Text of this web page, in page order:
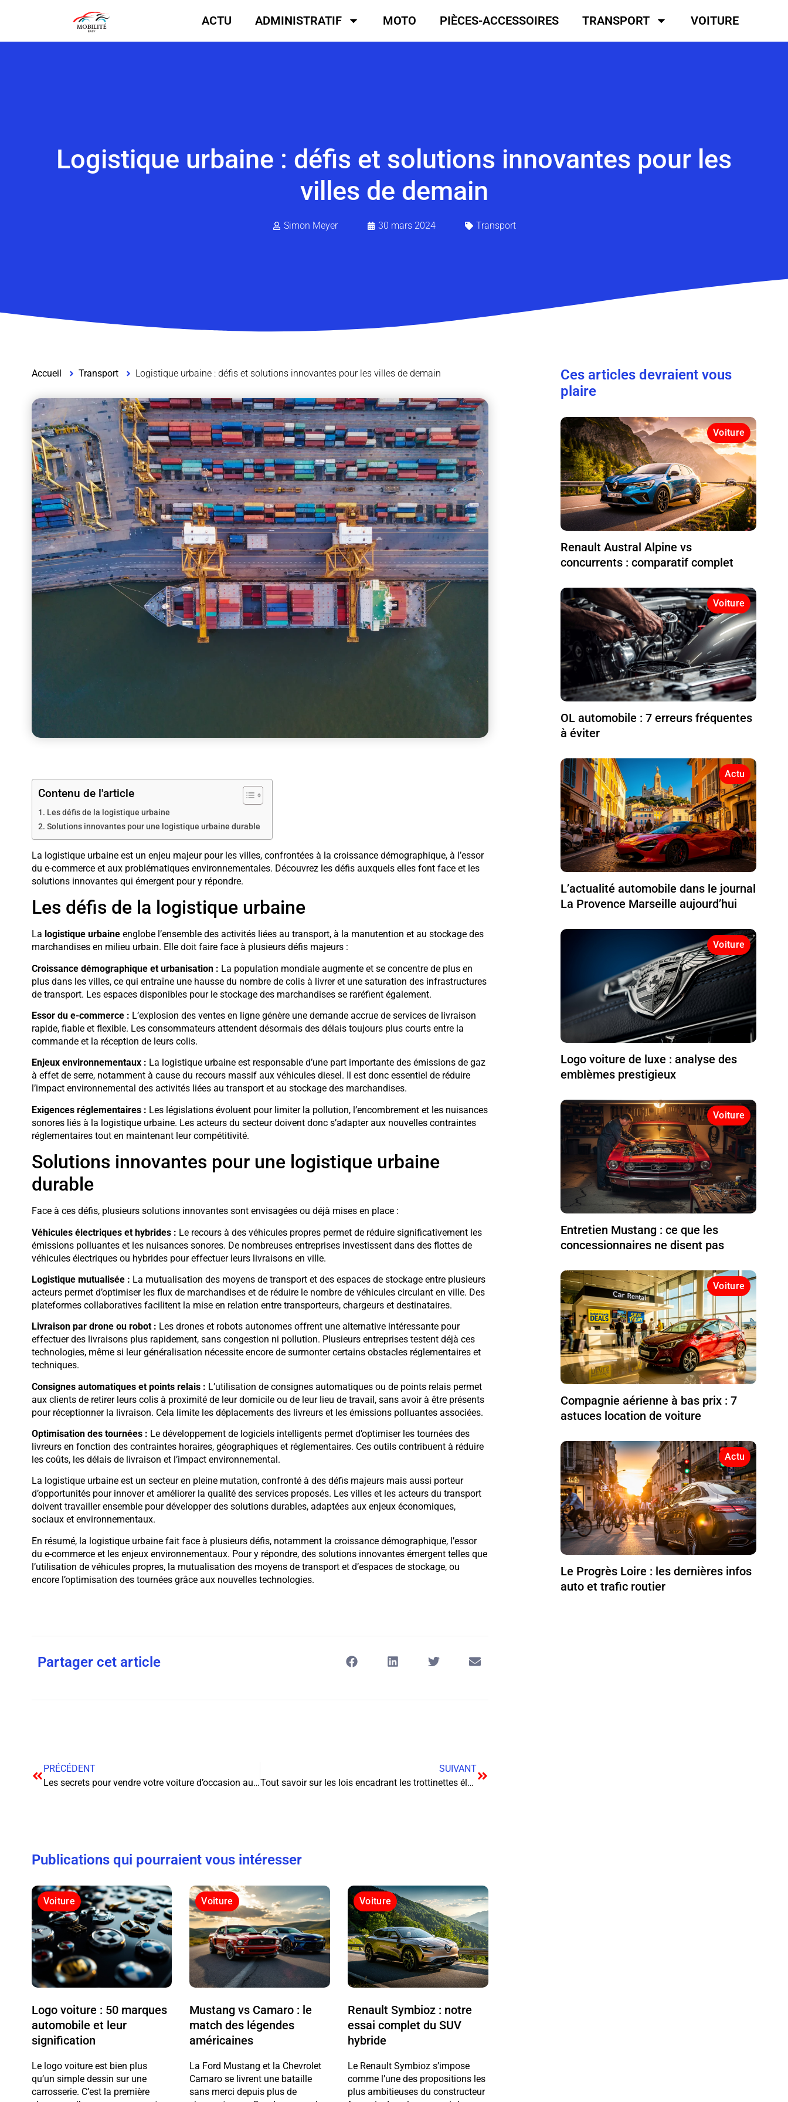
ACTU ADMINISTRATIF MOTO PIÈCES-ACCESSOIRES TRANSPORT VOITURE
Logistique urbaine : défis et solutions innovantes pour les
villes de demain
Simon Meyer 30 mars 2024 Transport
Accueil Transport Logistique urbaine : défis et solutions innovantes pour les villes de demain
Contenu de l'article
Les défis de la logistique urbaine
Solutions innovantes pour une logistique urbaine durable
La logistique urbaine est un enjeu majeur pour les villes, confrontées à la croissance démographique, à l’essor
du e-commerce et aux problématiques environnementales. Découvrez les défis auxquels elles font face et les
solutions innovantes qui émergent pour y répondre.
Les défis de la logistique urbaine
La logistique urbaineenglobe l’ensemble des activités liées au transport, à la manutention et au stockage des
marchandises en milieu urbain. Elle doit faire face à plusieurs défis majeurs :
Croissance démographique et urbanisation : La population mondiale augmente et se concentre de plus en
plus dans les villes, ce qui entraîne une hausse du nombre de colis à livrer et une saturation des infrastructures
de transport. Les espaces disponibles pour le stockage des marchandises se raréfient également.
Essor du e-commerce : L’explosion des ventes en ligne génère une demande accrue de services de livraison
rapide, fiable et flexible. Les consommateurs attendent désormais des délais toujours plus courts entre la
commande et la réception de leurs colis.
Enjeux environnementaux : La logistique urbaine est responsable d’une part importante des émissions de gaz
à effet de serre, notamment à cause du recours massif aux véhicules diesel. Il est donc essentiel de réduire
l’impact environnemental des activités liées au transport et au stockage des marchandises.
Exigences réglementaires : Les législations évoluent pour limiter la pollution, l’encombrement et les nuisances
sonores liés à la logistique urbaine. Les acteurs du secteur doivent donc s’adapter aux nouvelles contraintes
réglementaires tout en maintenant leur compétitivité.
Solutions innovantes pour une logistique urbaine
durable
Face à ces défis, plusieurs solutions innovantes sont envisagées ou déjà mises en place :
Véhicules électriques et hybrides : Le recours à des véhicules propres permet de réduire significativement les
émissions polluantes et les nuisances sonores. De nombreuses entreprises investissent dans des flottes de
véhicules électriques ou hybrides pour effectuer leurs livraisons en ville.
Logistique mutualisée : La mutualisation des moyens de transport et des espaces de stockage entre plusieurs
acteurs permet d’optimiser les flux de marchandises et de réduire le nombre de véhicules circulant en ville. Des
plateformes collaboratives facilitent la mise en relation entre transporteurs, chargeurs et destinataires.
Livraison par drone ou robot : Les drones et robots autonomes offrent une alternative intéressante pour
effectuer des livraisons plus rapidement, sans congestion ni pollution. Plusieurs entreprises testent déjà ces
technologies, même si leur généralisation nécessite encore de surmonter certains obstacles réglementaires et
techniques.
Consignes automatiques et points relais : L’utilisation de consignes automatiques ou de points relais permet
aux clients de retirer leurs colis à proximité de leur domicile ou de leur lieu de travail, sans avoir à être présents
pour réceptionner la livraison. Cela limite les déplacements des livreurs et les émissions polluantes associées.
Optimisation des tournées : Le développement de logiciels intelligents permet d’optimiser les tournées des
livreurs en fonction des contraintes horaires, géographiques et réglementaires. Ces outils contribuent à réduire
les coûts, les délais de livraison et l’impact environnemental.
La logistique urbaine est un secteur en pleine mutation, confronté à des défis majeurs mais aussi porteur
d’opportunités pour innover et améliorer la qualité des services proposés. Les villes et les acteurs du transport
doivent travailler ensemble pour développer des solutions durables, adaptées aux enjeux économiques,
sociaux et environnementaux.
En résumé, la logistique urbaine fait face à plusieurs défis, notamment la croissance démographique, l’essor
du e-commerce et les enjeux environnementaux. Pour y répondre, des solutions innovantes émergent telles que
l’utilisation de véhicules propres, la mutualisation des moyens de transport et d’espaces de stockage, ou
encore l’optimisation des tournées grâce aux nouvelles technologies.
Partager cet article
PRÉCÉDENT
Les secrets pour vendre votre voiture d’occasion au meilleur prix
SUIVANT
Tout savoir sur les lois encadrant les trottinettes électriques : ne roulez plus dans l’ignorance !
Publications qui pourraient vous intéresser
Voiture
Logo voiture : 50 marques
automobile et leur
signification
Le logo voiture est bien plus
qu’un simple dessin sur une
carrosserie. C’est la première
Voiture
Mustang vs Camaro : le
match des légendes
américaines
La Ford Mustang et la Chevrolet
Camaro se livrent une bataille
sans merci depuis plus de
Voiture
Renault Symbioz : notre
essai complet du SUV
hybride
Le Renault Symbioz s’impose
comme l’une des propositions les
plus ambitieuses du constructeur
Ces articles devraient vous
plaire
Voiture
Renault Austral Alpine vs
concurrents : comparatif complet
Voiture
OL automobile : 7 erreurs fréquentes
à éviter
Actu
L’actualité automobile dans le journal
La Provence Marseille aujourd’hui
Voiture
Logo voiture de luxe : analyse des
emblèmes prestigieux
Voiture
Entretien Mustang : ce que les
concessionnaires ne disent pas
Voiture
Compagnie aérienne à bas prix : 7
astuces location de voiture
Actu
Le Progrès Loire : les dernières infos
auto et trafic routier